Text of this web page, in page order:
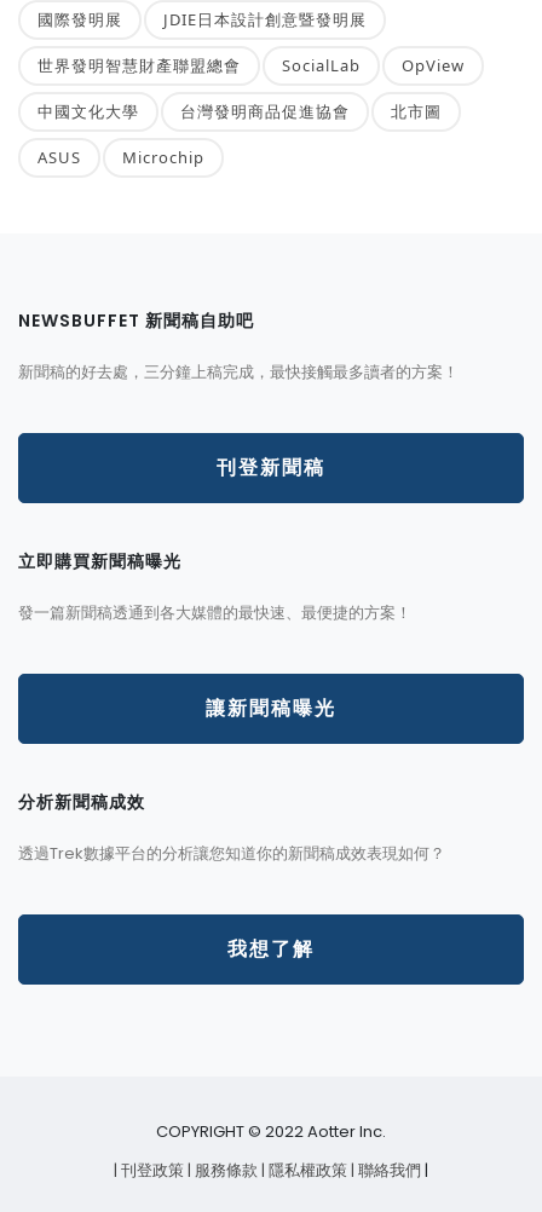
國際發明展 JDIE日本設計創意暨發明展
世界發明智慧財產聯盟總會 SocialLab OpView
中國文化大學 台灣發明商品促進協會 北市圖
ASUS Microchip
NEWSBUFFET 新聞稿自助吧
新聞稿的好去處，三分鐘上稿完成，最快接觸最多讀者的方案！
刊登新聞稿
立即購買新聞稿曝光
發一篇新聞稿透通到各大媒體的最快速、最便捷的方案！
讓新聞稿曝光
分析新聞稿成效
透過Trek數據平台的分析讓您知道你的新聞稿成效表現如何？
我想了解
COPYRIGHT © 2022 Aotter Inc.
| 刊登政策| 服務條款| 隱私權政策| 聯絡我們 |